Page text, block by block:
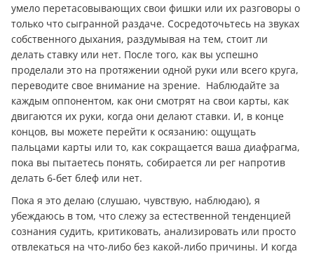
умело перетасовывающих свои фишки или их разговоры о
только что сыгранной раздаче. Сосредоточьтесь на звуках
собственного дыхания, раздумывая на тем, стоит ли
делать ставку или нет. После того, как вы успешно
проделали это на протяжении одной руки или всего круга,
пepевoдите свое внимание на зрение. Наблюдайте за
каждым оппонентом, как они смотрят на свои карты, как
двигаются их руки, когда они делают ставки. И, в конце
концов, вы можете перейти к осязанию: ощущать
пальцами карты или то, как сокращается ваша диафрагма,
пока вы пытаетесь понять, собирается ли рег напротив
делать 6-бет блеф или нет.
Пока я это делаю (слушаю, чувствую, наблюдаю), я
убеждаюсь в том, что слежу за естественной тенденцией
сознания судить, критиковать, анализировать или просто
отвлекаться на что-либо без какой-либо причины. И когда